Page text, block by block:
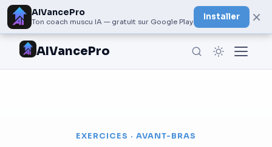
AIVancePro
Ton coach muscu IA — gratuit sur Google Play
Installer ×
AIVancePro
EXERCICES · AVANT-BRAS